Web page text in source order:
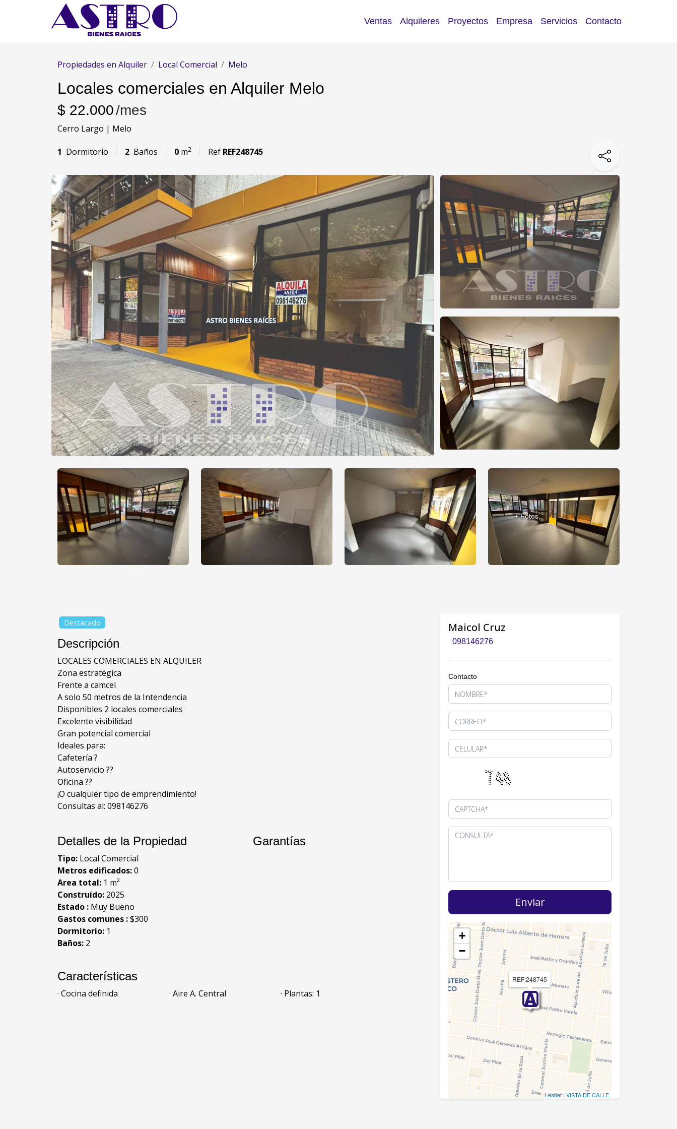
Ventas Alquileres Proyectos Empresa Servicios Contacto
Propiedades en Alquiler Local Comercial Melo
Locales comerciales en Alquiler Melo
$ 22.000/mes
Cerro Largo | Melo
1 Dormitorio 2 Baños 0 m2 Ref REF248745
+ Fotos
Destacado
Descripción
LOCALES COMERCIALES EN ALQUILER
Zona estratégica
Frente a camcel
A solo 50 metros de la Intendencia
Disponibles 2 locales comerciales
Excelente visibilidad
Gran potencial comercial
Ideales para:
Cafetería ?
Autoservicio ??
Oficina ??
¡O cualquier tipo de emprendimiento!
Consultas al: 098146276
Detalles de la Propiedad
Tipo: Local Comercial
Metros edificados:0
Area total: 1 m²
Construído: 2025
Estado : Muy Bueno
Gastos comunes :$300
Dormitorio: 1
Baños: 2
Garantías
Características
· Cocina definida · Aire A. Central · Plantas: 1
Maicol Cruz
098146276
Contacto
REF:248745
+
−
Leaflet | VISTA DE CALLE